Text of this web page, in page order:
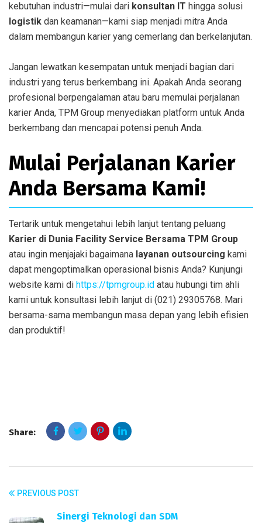
kebutuhan industri—mulai dari konsultan IT hingga solusi
logistik dan keamanan—kami siap menjadi mitra Anda
dalam membangun karier yang cemerlang dan berkelanjutan.
Jangan lewatkan kesempatan untuk menjadi bagian dari
industri yang terus berkembang ini. Apakah Anda seorang
profesional berpengalaman atau baru memulai perjalanan
karier Anda, TPM Group menyediakan platform untuk Anda
berkembang dan mencapai potensi penuh Anda.
Mulai Perjalanan Karier
Anda Bersama Kami!
Tertarik untuk mengetahui lebih lanjut tentang peluang
Karier di Dunia Facility Service Bersama TPM Group
atau ingin menjajaki bagaimana layanan outsourcing kami
dapat mengoptimalkan operasional bisnis Anda? Kunjungi
website kami di https://tpmgroup.id atau hubungi tim ahli
kami untuk konsultasi lebih lanjut di (021) 29305768. Mari
bersama-sama membangun masa depan yang lebih efisien
dan produktif!
Share:
PREVIOUS POST
Sinergi Teknologi dan SDM